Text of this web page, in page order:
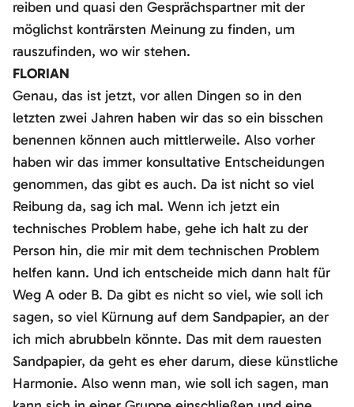
reiben und quasi den Gesprächspartner mit der
möglichst konträrsten Meinung zu finden, um
rauszufinden, wo wir stehen.
FLORIAN
Genau, das ist jetzt, vor allen Dingen so in den
letzten zwei Jahren haben wir das so ein bisschen
benennen können auch mittlerweile. Also vorher
haben wir das immer konsultative Entscheidungen
genommen, das gibt es auch. Da ist nicht so viel
Reibung da, sag ich mal. Wenn ich jetzt ein
technisches Problem habe, gehe ich halt zu der
Person hin, die mir mit dem technischen Problem
helfen kann. Und ich entscheide mich dann halt für
Weg A oder B. Da gibt es nicht so viel, wie soll ich
sagen, so viel Kürnung auf dem Sandpapier, an der
ich mich abrubbeln könnte. Das mit dem rauesten
Sandpapier, da geht es eher darum, diese künstliche
Harmonie. Also wenn man, wie soll ich sagen, man